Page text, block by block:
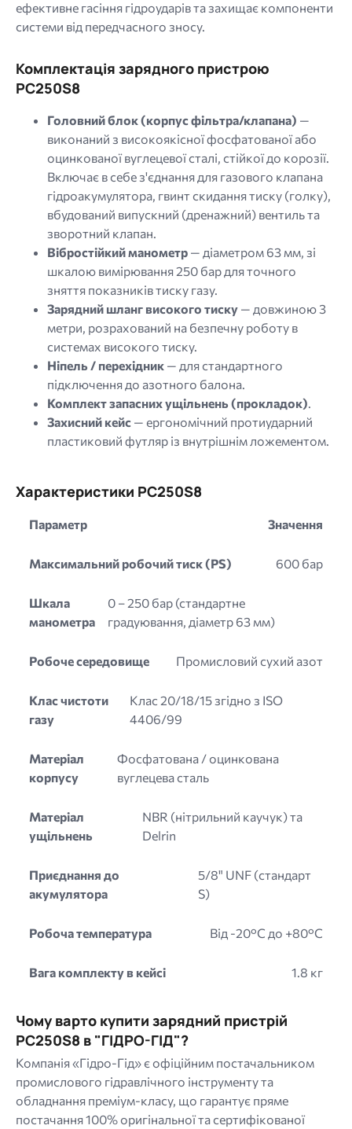
ефективне гасіння гідроударів та захищає компоненти
системи від передчасного зносу.
Комплектація зарядного пристрою
PC250S8
Головний блок (корпус фільтра/клапана) —
виконаний з високоякісної фосфатованої або
оцинкованої вуглецевої сталі, стійкої до корозії.
Включає в себе з'єднання для газового клапана
гідроакумулятора, гвинт скидання тиску (голку),
вбудований випускний (дренажний) вентиль та
зворотний клапан.
Вібростійкий манометр — діаметром 63 мм, зі
шкалою вимірювання 250 бар для точного
зняття показників тиску газу.
Зарядний шланг високого тиску — довжиною 3
метри, розрахований на безпечну роботу в
системах високого тиску.
Ніпель / перехідник — для стандартного
підключення до азотного балона.
Комплект запасних ущільнень (прокладок)
Захисний кейс — ергономічний протиударний
пластиковий футляр із внутрішнім ложементом.
Характеристики PC250S8
Параметр Значення
Максимальний робочий тиск (PS) 600 бар
Шкала
манометра
0 – 250 бар (стандартне
градуювання, діаметр 63 мм)
Робоче середовище Промисловий сухий азот
Клас чистоти
газу
Клас 20/18/15 згідно з ISO
4406/99
Матеріал
корпусу
Фосфатована / оцинкована
вуглецева сталь
Матеріал
ущільнень
NBR (нітрильний каучук) та
Delrin
Приєднання до
акумулятора
5/8" UNF (стандарт
S)
Робоча температура Від -20°C до +80°C
Вага комплекту в кейсі 1.8 кг
Чому варто купити зарядний пристрій
PC250S8 в "ГІДРО-ГІД"?
Компанія «Гідро-Гід» є офіційним постачальником
промислового гідравлічного інструменту та
обладнання преміум-класу, що гарантує пряме
постачання 100% оригінальної та сертифікованої